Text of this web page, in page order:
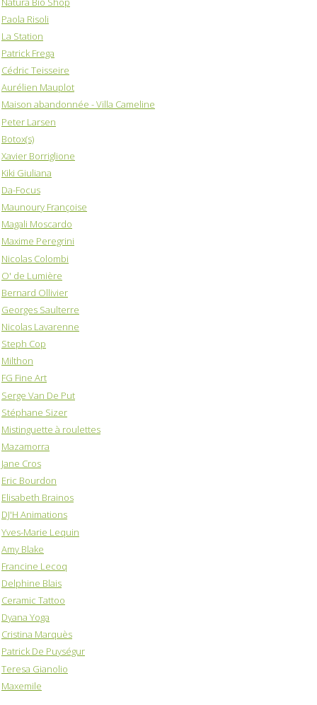
Paola Risoli
La Station
Patrick Frega
Cédric Teisseire
Aurélien Mauplot
Maison abandonnée - Villa Cameline
Peter Larsen
Botox(s)
Xavier Borriglione
Kiki Giuliana
Da-Focus
Maunoury Françoise
Magali Moscardo
Maxime Peregrini
Nicolas Colombi
O' de Lumière
Bernard Ollivier
Georges Saulterre
Nicolas Lavarenne
Steph Cop
Milthon
FG Fine Art
Serge Van De Put
Stéphane Sizer
Mistinguette à roulettes
Mazamorra
Jane Cros
Eric Bourdon
Elisabeth Brainos
DJ'H Animations
Yves-Marie Lequin
Amy Blake
Francine Lecoq
Delphine Blais
Ceramic Tattoo
Dyana Yoga
Cristina Marquès
Patrick De Puységur
Teresa Gianolio
Maxemile